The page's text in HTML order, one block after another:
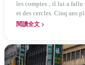
les comptes ; il lui a fallu
et des cercles. Cinq ans
Chanshan, portait la
traduit un livre inexistant
閱讀全文